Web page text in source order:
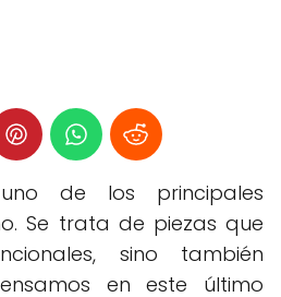
de los principales
Se trata de piezas que
sino también
en este último